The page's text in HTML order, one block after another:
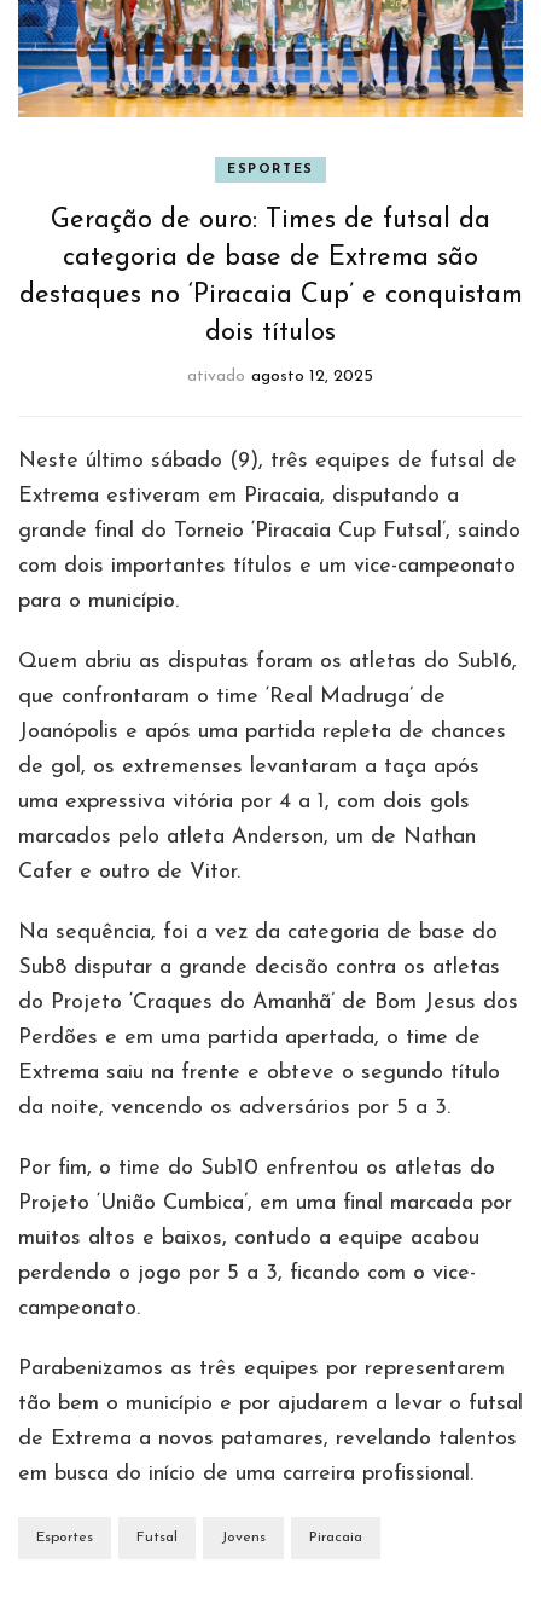
ESPORTES
Geração de ouro: Times de futsal da
categoria de base de Extrema são
destaques no ‘Piracaia Cup’ e conquistam
dois títulos
ativado agosto 12, 2025
Neste último sábado (9), três equipes de futsal de
Extrema estiveram em Piracaia, disputando a
grande final do Torneio ‘Piracaia Cup Futsal’, saindo
com dois importantes títulos e um vice-campeonato
para o município.
Quem abriu as disputas foram os atletas do Sub16,
que confrontaram o time ‘Real Madruga’ de
Joanópolis e após uma partida repleta de chances
de gol, os extremenses levantaram a taça após
uma expressiva vitória por 4 a 1, com dois gols
marcados pelo atleta Anderson, um de Nathan
Cafer e outro de Vitor.
Na sequência, foi a vez da categoria de base do
Sub8 disputar a grande decisão contra os atletas
do Projeto ‘Craques do Amanhã’ de Bom Jesus dos
Perdões e em uma partida apertada, o time de
Extrema saiu na frente e obteve o segundo título
da noite, vencendo os adversários por 5 a 3.
Por fim, o time do Sub10 enfrentou os atletas do
Projeto ‘União Cumbica’, em uma final marcada por
muitos altos e baixos, contudo a equipe acabou
perdendo o jogo por 5 a 3, ficando com o vice-
campeonato.
Parabenizamos as três equipes por representarem
tão bem o município e por ajudarem a levar o futsal
de Extrema a novos patamares, revelando talentos
em busca do início de uma carreira profissional.
Esportes Futsal Jovens Piracaia